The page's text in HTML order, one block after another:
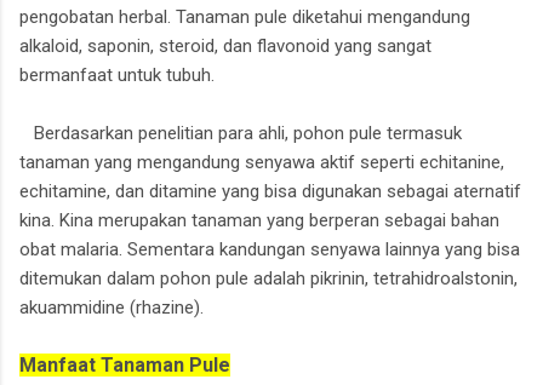
pengobatan herbal. Tanaman pule diketahui mengandung
alkaloid, saponin, steroid, dan flavonoid yang sangat
bermanfaat untuk tubuh.
Berdasarkan penelitian para ahli, pohon pule termasuk
tanaman yang mengandung senyawa aktif seperti echitanine,
echitamine, dan ditamine yang bisa digunakan sebagai aternatif
kina. Kina merupakan tanaman yang berperan sebagai bahan
obat malaria. Sementara kandungan senyawa lainnya yang bisa
ditemukan dalam pohon pule adalah pikrinin, tetrahidroalstonin,
akuammidine (rhazine).
Manfaat Tanaman Pule